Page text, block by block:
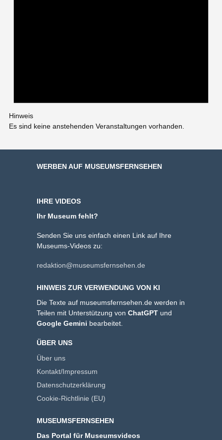
Hinweis
Es sind keine anstehenden Veranstaltungen vorhanden.
WERBEN AUF MUSEUMSFERNSEHEN
IHRE VIDEOS
Ihr Museum fehlt?
Senden Sie uns einfach einen Link auf Ihre
Museums-Videos zu:
redaktion@museumsfernsehen.de
HINWEIS ZUR VERWENDUNG VON KI
Die Texte auf museumsfernsehen.de werden in
Teilen mit Unterstützung von ChatGPT und
Google Gemini bearbeitet.
ÜBER UNS
Über uns
Kontakt/Impressum
Datenschutzerklärung
Cookie-Richtlinie (EU)
MUSEUMSFERNSEHEN
Das Portal für Museumsvideos